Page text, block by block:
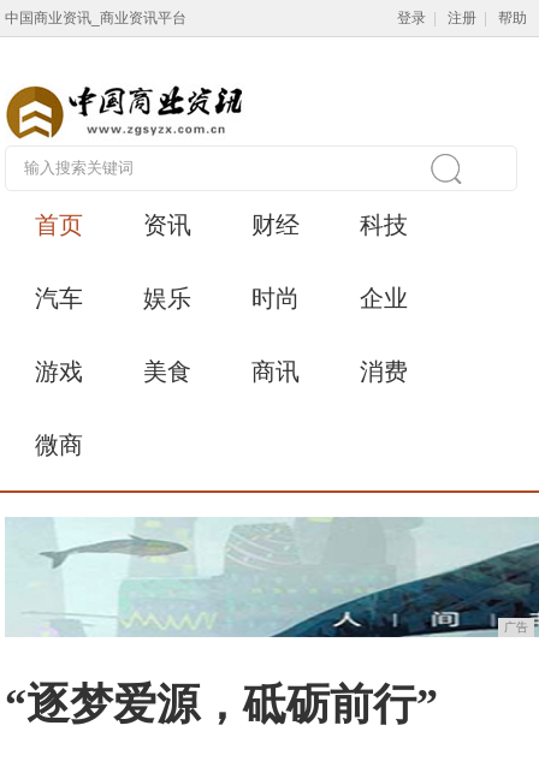
中国商业资讯_商业资讯平台 登录 注册 帮助
首页 资讯 财经 科技
汽车 娱乐 时尚 企业
游戏 美食 商讯 消费
微商
广告
“逐梦爱源，砥砺前行”